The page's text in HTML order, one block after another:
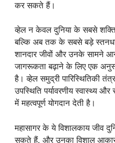
कर सकते हैं।
व्हेल न केवल दुनिया के सबसे
बल्कि अब तक के सबसे बड़े
शानदार जीवों और उनके सामने
जागरूकता बढ़ाने के लिए एक
है। व्हेल समुद्री पारिस्थितिकी
उपस्थिति पर्यावरणीय स्वास्थ्य
में महत्वपूर्ण योगदान देती है।
महासागर के ये विशालकाय जीव
सकते हैं, और उनका विशाल आकार